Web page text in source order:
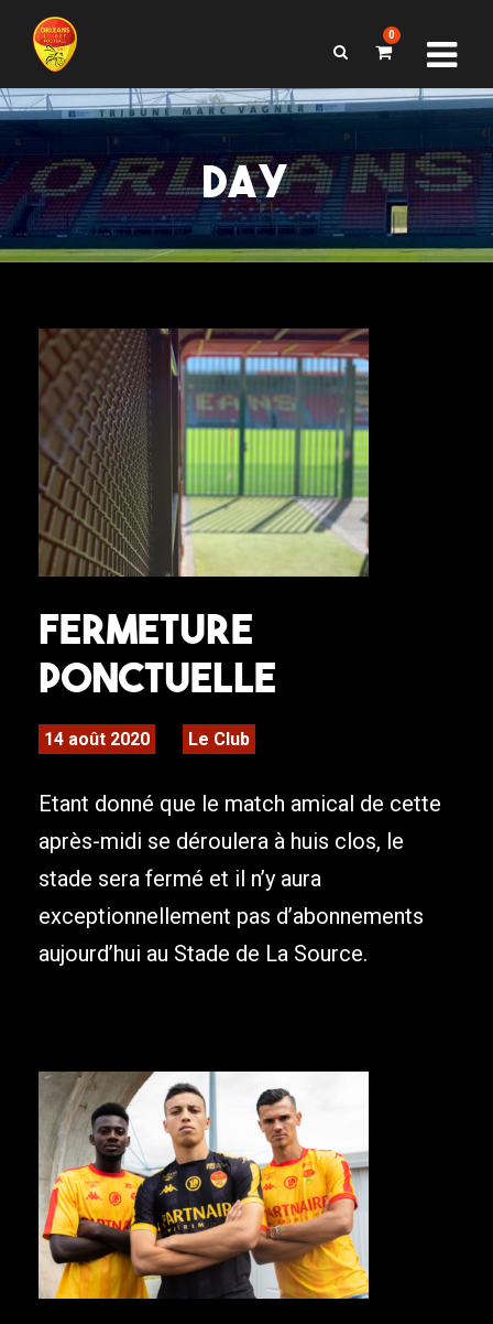
0
DAY
Fermeture
Ponctuelle
14 août 2020 Le Club
Etant donné que le match amical de cette
après-midi se déroulera à huis clos, le
stade sera fermé et il n’y aura
exceptionnellement pas d’abonnements
aujourd’hui au Stade de La Source.